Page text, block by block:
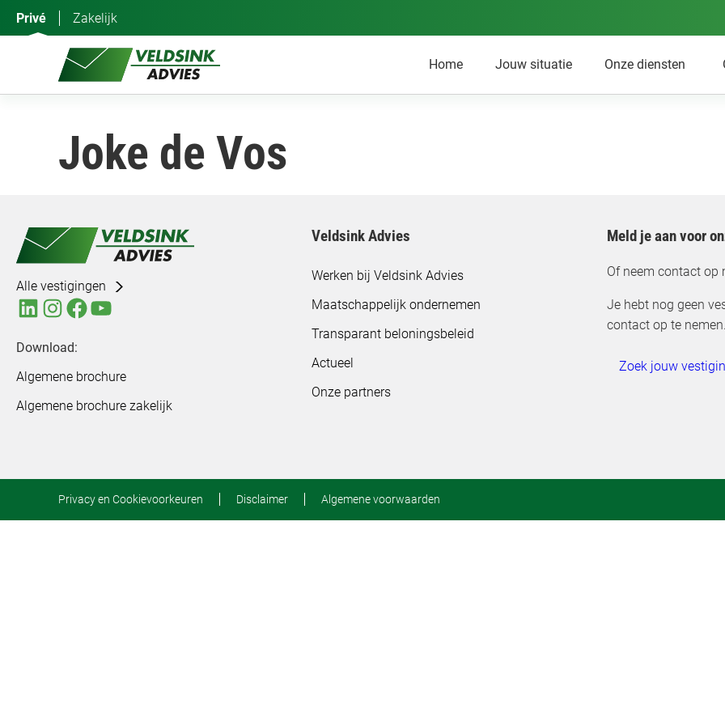
Privé Zakelijk
Home Jouw situatie Onze diensten
Joke de Vos
Alle vestigingen
Download:
Algemene brochure
Algemene brochure zakelijk
Veldsink Advies
Werken bij Veldsink Advies
Maatschappelijk ondernemen
Transparant beloningsbeleid
Actueel
Onze partners
Meld je aan voor
Of neem contact op
Je hebt nog geen
contact op te
Zoek jouw
Privacy en Cookievoorkeuren Disclaimer Algemene voorwaarden